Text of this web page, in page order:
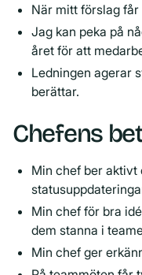
När mitt förslag
Jag kan peka på
året för att
Ledningen agerar
berättar.
Chefens
Min chef ber aktivt
Min chef för bra
dem stanna i
Min chef ger